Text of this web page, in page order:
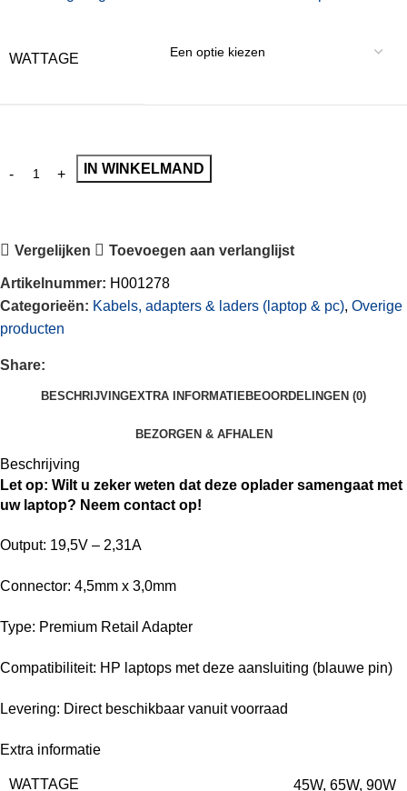
WATTAGE
IN WINKELMAND
Vergelijken Toevoegen aan verlanglijst
Artikelnummer: H001278
Categorieën: Kabels, adapters & laders (laptop & pc), Overige
producten
Share:
BESCHRIJVINGEXTRA INFORMATIEBEOORDELINGEN (0)
BEZORGEN & AFHALEN
Beschrijving
Let op: Wilt u zeker weten dat deze oplader samengaat met
uw laptop? Neem contact op!
Output: 19,5V – 2,31A
Connector: 4,5mm x 3,0mm
Type: Premium Retail Adapter
Compatibiliteit: HP laptops met deze aansluiting (blauwe pin)
Levering: Direct beschikbaar vanuit voorraad
Extra informatie
WATTAGE 45W, 65W, 90W